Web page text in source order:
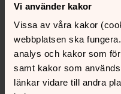
Vi använder kakor
Vissa av våra kakor
webbplatsen ska
analys och kakor som
samt kakor som
länkar vidare till andra
Senast ändrad 12 februari
Synpunkter eller
innehåll?
Dela